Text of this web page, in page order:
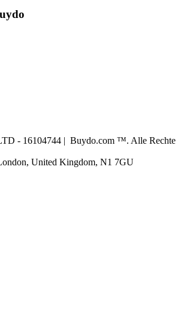
- 16104744 | Buydo.com ™. Alle Rechte
United Kingdom, N1 7GU